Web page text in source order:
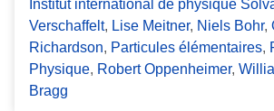
Institut international de physique
Verschaffelt, Lise Meitner, Niels Bohr,
Richardson, Particules élémentaires,
Physique, Robert Oppenheimer,
Bragg